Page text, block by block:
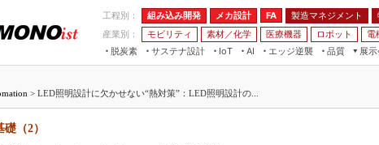
工程別： 組み込み開発 メカ設計 FA 製造マネジメント
産業別：
モビリティ 素材／化学 医療機器 ロボット 電
脱炭素
サステナ設計
IoT
つながる工場
AI
AI×設備保全
エッジ逆襲 品質
展
JIMTOF つながるクルマ
> LED照明設計に欠かせない“熱対策”：LED照明設計の...
（2）